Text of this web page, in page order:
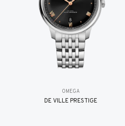
OMEGA
DE VILLE PRESTIGE